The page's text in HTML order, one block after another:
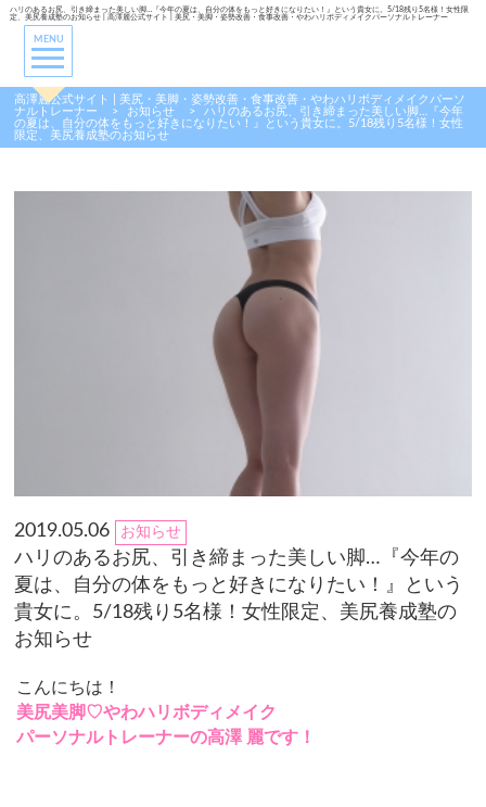
ハリのあるお尻、引き締まった美しい脚…『今年の夏は、自分の体をもっと好きになりたい！』という貴女に。5/18残り5名様！女性限
定、美尻養成塾のお知らせ | 高澤麗公式サイト | 美尻・美脚・姿勢改善・食事改善・やわハリボディメイクパーソナルトレーナー
MENU
高澤麗公式サイト | 美尻・美脚・姿勢改善・食事改善・やわハリボディメイクパーソ
ナルトレーナー
> お知らせ >
ハリのあるお尻、引き締まった美しい脚…『今年
の夏は、自分の体をもっと好きになりたい！』という貴女に。5/18残り5名様！女性
限定、美尻養成塾のお知らせ
2019.05.06 お知らせ
ハリのあるお尻、引き締まった美しい脚…『今年の
夏は、自分の体をもっと好きになりたい！』という
貴女に。5/18残り5名様！女性限定、美尻養成塾の
お知らせ
こんにちは！
美尻美脚♡やわハリボディメイク
パーソナルトレーナーの高澤 麗です！